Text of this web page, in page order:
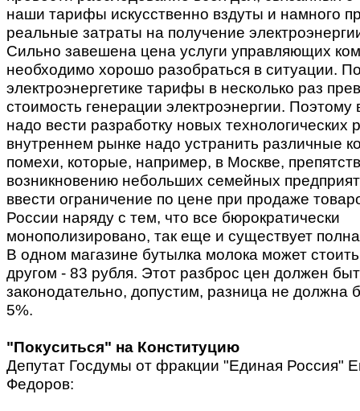
наши тарифы искусственно вздуты и намного
реальные затраты на получение
Сильно завешена цена услуги управляющих
необходимо хорошо разобраться в ситуации.
электроэнергетике тарифы в несколько раз
стоимость генерации электроэнергии. Поэтому
надо вести разработку новых
внутреннем рынке надо устранить различные
помехи, которые, например, в Москве,
возникновению небольших семейных
ввести ограничение по цене при продаже
России наряду с тем, что все бюрократически
монополизировано, так еще и существует
В одном магазине бутылка молока может
другом - 83 рубля. Этот разброс цен должен
законодательно, допустим, разница не должна
5%.
"Покуситься" на Конституцию
Депутат Госдумы от фракции "Единая Россия"
Федоров: